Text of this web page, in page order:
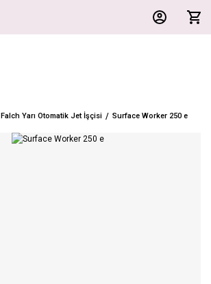
Falch Yarı Otomatik Jet İşçisi Surface Worker 250 e